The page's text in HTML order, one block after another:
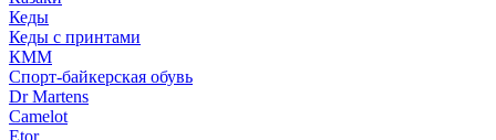
Кеды
Кеды с принтами
КММ
Спорт-байкерская обувь
Dr Martens
Camelot
Etor